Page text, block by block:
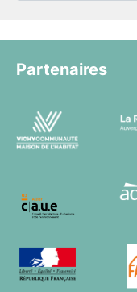
Partenaires